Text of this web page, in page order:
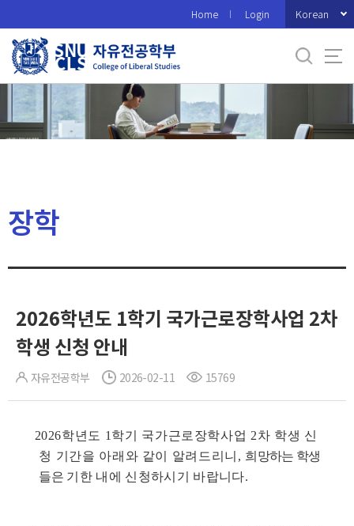
로
메
Home Login Korean
장학
2026학년도 1학기 국가근로장학사업 2차
학생 신청 안내
자유전공학부 2026-02-11 15769
2026학년도 1학기 국가근로장학사업 2차 학생 신
청 기간을 아래와 같이 알려드리니, 희망하는 학생
들은 기한 내에 신청하시기 바랍니다.